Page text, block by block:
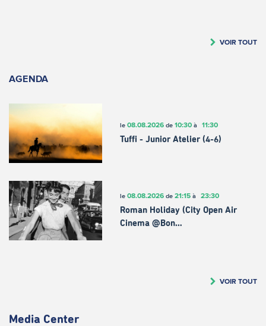
VOIR TOUT
AGENDA
le 08.08.2026de 10:30à 11:30
Tuffi - Junior Atelier (4-6)
le 08.08.2026de 21:15à 23:30
Roman Holiday (City Open Air
Cinema @Bon…
VOIR TOUT
Media Center